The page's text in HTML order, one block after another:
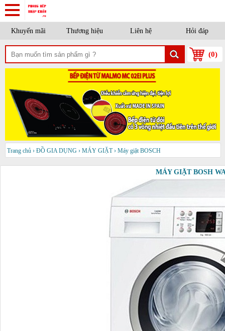
Khuyến mãi Thương hiệu Liên hệ Hỏi đáp
(0)
Trang chủ › ĐỒ GIA DỤNG › MÁY GIẶT › Máy giặt BOSCH
MÁY GIẶT BOSH